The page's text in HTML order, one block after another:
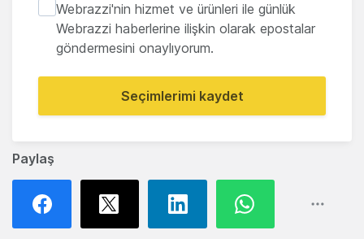
Paylaş
Webrazzi'nin hizmet ve ürünleri ile günlük
Webrazzi haberlerine ilişkin olarak epostalar
göndermesini onaylıyorum.
Seçimlerimi kaydet